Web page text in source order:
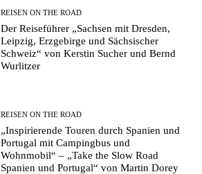
REISEN ON THE ROAD
Der Reiseführer „Sachsen mit Dresden,
Leipzig, Erzgebirge und Sächsischer
Schweiz“ von Kerstin Sucher und Bernd
Wurlitzer
REISEN ON THE ROAD
„Inspirierende Touren durch Spanien und
Portugal mit Campingbus und
Wohnmobil“ – „Take the Slow Road
Spanien und Portugal“ von Martin Dorey